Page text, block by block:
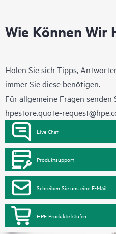
Wie Können Wir
Holen Sie sich Tipps,
immer Sie diese benötigen.
Für allgemeine Fragen senden
hpestore.quote-
Live Chat
Produktsupport
Schreiben Sie uns eine E-Mail
HPE Produkte kaufen